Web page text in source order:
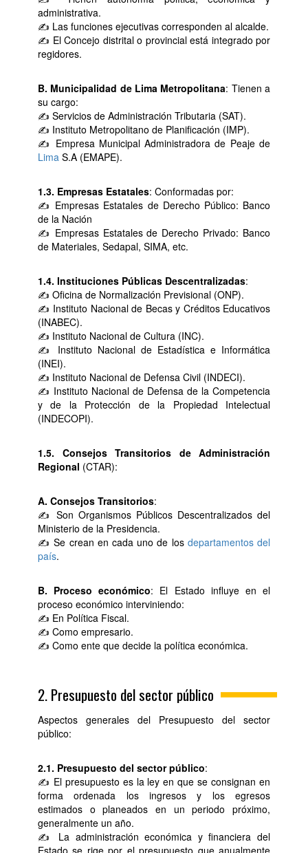
administrativa.
✍ Las funciones ejecutivas corresponden al alcalde.
✍ El Concejo distrital o provincial está integrado por
regidores.
B. Municipalidad de Lima Metropolitana: Tienen a
su cargo:
✍ Servicios de Administración Tributaria (SAT).
✍ Instituto Metropolitano de Planificación (IMP).
✍ Empresa Municipal Administradora de Peaje de
Lima S.A (EMAPE).
1.3. Empresas Estatales: Conformadas por:
✍ Empresas Estatales de Derecho Público: Banco
de la Nación
✍ Empresas Estatales de Derecho Privado: Banco
de Materiales, Sedapal, SIMA, etc.
1.4. Instituciones Públicas Descentralizadas:
✍ Oficina de Normalización Previsional (ONP).
✍ Instituto Nacional de Becas y Créditos Educativos
(INABEC).
✍ Instituto Nacional de Cultura (INC).
✍ Instituto Nacional de Estadística e Informática
(INEI).
✍ Instituto Nacional de Defensa Civil (INDECI).
✍ Instituto Nacional de Defensa de la Competencia
y de la Protección de la Propiedad Intelectual
(INDECOPI).
1.5. Consejos Transitorios de Administración
Regional (CTAR):
A. Consejos Transitorios:
✍ Son Organismos Públicos Descentralizados del
Ministerio de la Presidencia.
✍ Se crean en cada uno de los departamentos del
país.
B. Proceso económico: El Estado influye en el
proceso económico interviniendo:
✍ En Política Fiscal.
✍ Como empresario.
✍ Como ente que decide la política económica.
2. Presupuesto del sector público
Aspectos generales del Presupuesto del sector
público:
2.1. Presupuesto del sector público:
✍ El presupuesto es la ley en que se consignan en
forma ordenada los ingresos y los egresos
estimados o planeados en un periodo próximo,
generalmente un año.
✍ La administración económica y financiera del
Estado se rige por el presupuesto que anualmente